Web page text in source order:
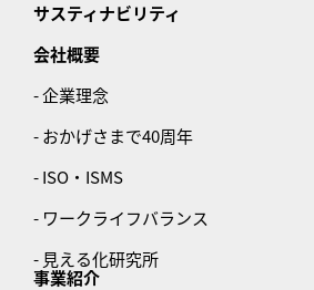
サスティナビリティ
会社概要
- 企業理念
- おかげさまで40周年
- ISO・ISMS
- ワークライフバランス
- 見える化研究所
事業紹介